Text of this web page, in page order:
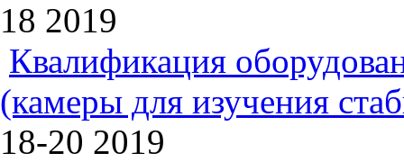
18 2019
Квалификация
(камеры для изучения
18-20 2019